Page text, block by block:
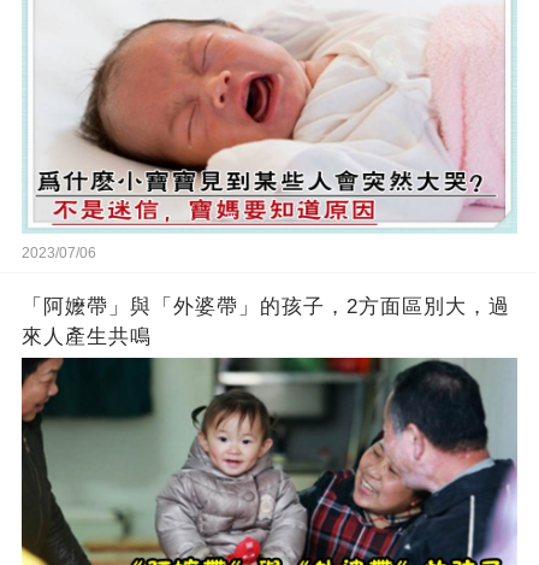
2023/07/06
「阿嬤帶」與「外婆帶」的孩子，2方面區別大，過
來人產生共鳴